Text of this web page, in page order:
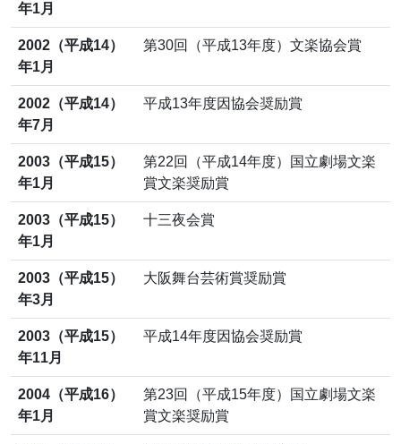
年1月
2002（平成14）
年1月
第30回（平成13年度）文楽協会賞
2002（平成14）
年7月
平成13年度因協会奨励賞
2003（平成15）
年1月
第22回（平成14年度）国立劇場文楽
賞文楽奨励賞
2003（平成15）
年1月
十三夜会賞
2003（平成15）
年3月
大阪舞台芸術賞奨励賞
2003（平成15）
年11月
平成14年度因協会奨励賞
2004（平成16）
年1月
第23回（平成15年度）国立劇場文楽
賞文楽奨励賞